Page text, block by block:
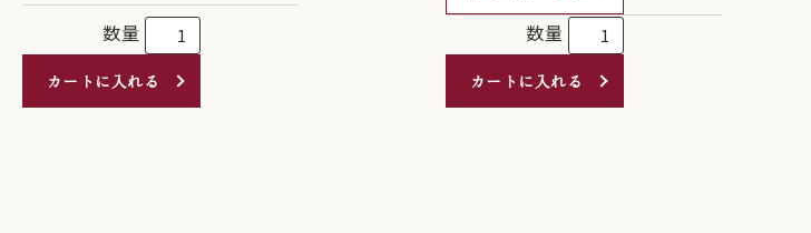
数量
カートに入れる
数量
カートに入れる